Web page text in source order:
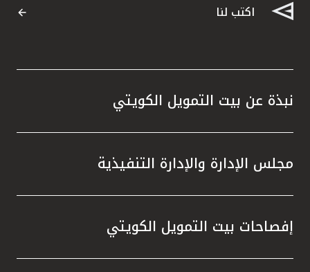
اكتب لنا
نبذة عن بيت التمويل الكويتي
مجلس الإدارة والإدارة التنفيذية
إفصاحات بيت التمويل الكويتي